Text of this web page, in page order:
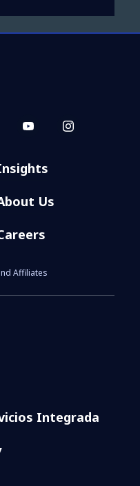
Us
Affiliates
Integrada